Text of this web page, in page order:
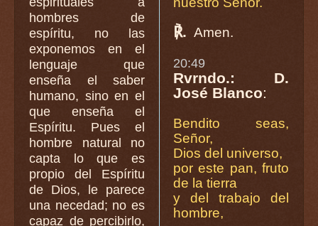
hombres de
espíritu, no las
exponemos en el
lenguaje que
enseña el saber
humano, sino en el
que enseña el
Espíritu. Pues el
hombre natural no
capta lo que es
propio del Espíritu
de Dios, le parece
una necedad; no es
capaz de percibirlo,
℟. Amen.
20:49
Rvrndo.: D.
José Blanco:
Bendito seas,
Señor,
Dios del universo,
por este pan, fruto
de la tierra
y del trabajo del
hombre,